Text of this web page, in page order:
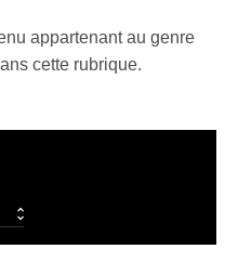
appartenant au genre
cette rubrique.